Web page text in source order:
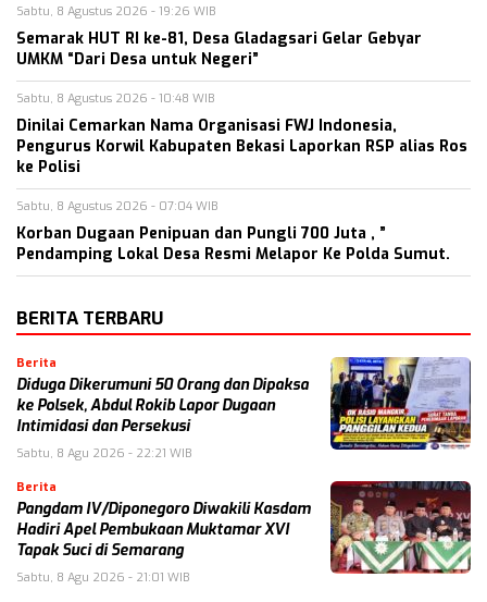
Sabtu, 8 Agustus 2026 - 19:26 WIB
Semarak HUT RI ke-81, Desa Gladagsari Gelar Gebyar
UMKM “Dari Desa untuk Negeri”
Sabtu, 8 Agustus 2026 - 10:48 WIB
Dinilai Cemarkan Nama Organisasi FWJ Indonesia,
Pengurus Korwil Kabupaten Bekasi Laporkan RSP alias Ros
ke Polisi
Sabtu, 8 Agustus 2026 - 07:04 WIB
Korban Dugaan Penipuan dan Pungli 700 Juta , ”
Pendamping Lokal Desa Resmi Melapor Ke Polda Sumut.
BERITA TERBARU
Berita
Diduga Dikerumuni 50 Orang dan Dipaksa
ke Polsek, Abdul Rokib Lapor Dugaan
Intimidasi dan Persekusi
Sabtu, 8 Agu 2026 - 22:21 WIB
Berita
Pangdam IV/Diponegoro Diwakili Kasdam
Hadiri Apel Pembukaan Muktamar XVI
Tapak Suci di Semarang
Sabtu, 8 Agu 2026 - 21:01 WIB